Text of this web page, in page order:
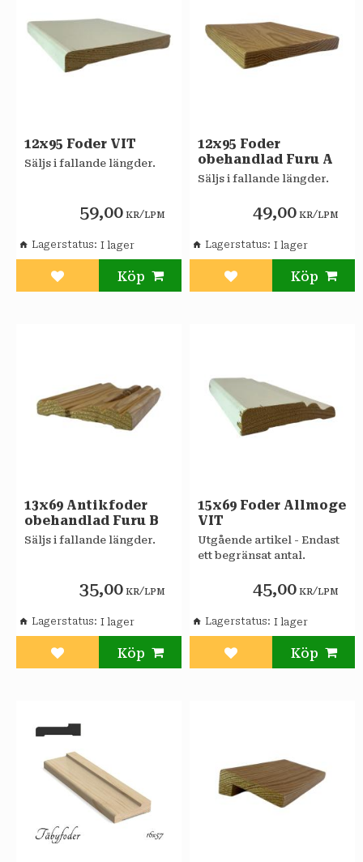
12x95 Foder VIT
Säljs i fallande längder.
59,00 KR/LPM
Lägg till i favoriter
Lagerstatus
12x95 Foder
obehandlad Furu A
Säljs i fallande längder.
49,00 KR/LPM
Lägg till i favoriter
Lagerstatus
13x69 Antikfoder
obehandlad Furu B
Säljs i fallande längder.
35,00 KR/LPM
Lägg till i favoriter
Lagerstatus
15x69 Foder Allmoge
VIT
​​​Utgående artikel - Endast
ett begränsat antal.
45,00 KR/LPM
Lägg till i favoriter
Lagerstatus